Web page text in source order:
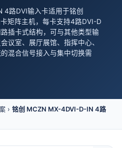
路DVI输入卡适用于铭创
矩阵主机，每卡支持4路DVI-D
插卡式结构，可与其他类型输
议室、展厅展馆、指挥中心、
混合信号接入与集中切换需
› 铭创 MCZN MX-4DVI-D-IN 4路